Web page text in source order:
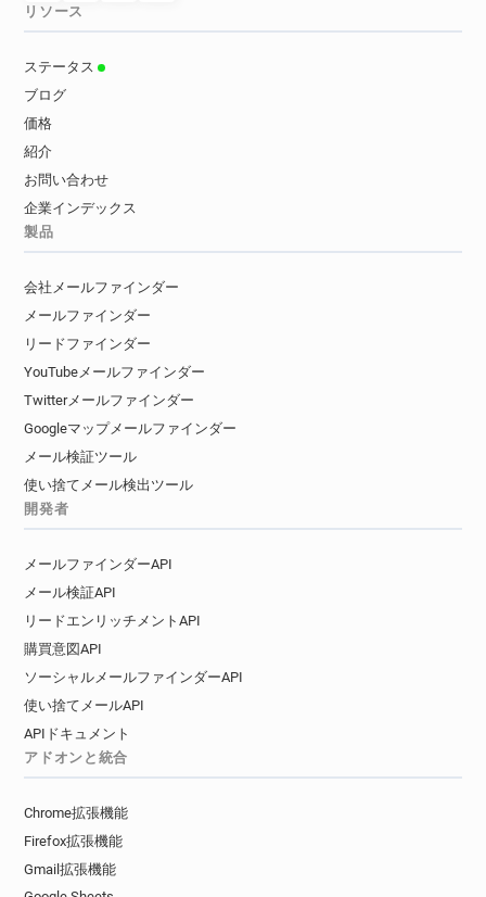
リソース
ステータス
ブログ
価格
紹介
お問い合わせ
企業インデックス
製品
会社メールファインダー
メールファインダー
リードファインダー
YouTubeメールファインダー
Twitterメールファインダー
Googleマップメールファインダー
メール検証ツール
使い捨てメール検出ツール
開発者
メールファインダーAPI
メール検証API
リードエンリッチメントAPI
購買意図API
ソーシャルメールファインダーAPI
使い捨てメールAPI
APIドキュメント
アドオンと統合
Chrome拡張機能
Firefox拡張機能
Gmail拡張機能